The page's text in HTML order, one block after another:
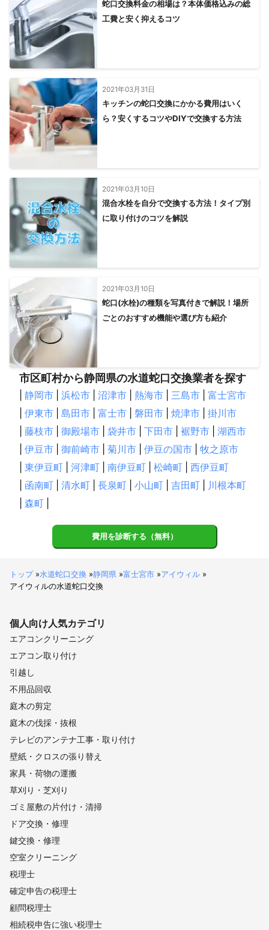
蛇口交換料金の相場は？本体価格込みの総
工費と安く抑えるコツ
2021年03月31日
キッチンの蛇口交換にかかる費用はいく
ら？安くするコツやDIYで交換する方法
2021年03月10日
混合水栓を自分で交換する方法！タイプ別
に取り付けのコツを解説
2021年03月10日
蛇口(水栓)の種類を写真付きで解説！場所
ごとのおすすめ機能や選び方も紹介
市区町村から静岡県の水道蛇口交換業者を探す
静岡市 浜松市 沼津市 熱海市 三島市
富士宮市
伊東市 島田市 富士市 磐田市 焼津市
掛川市
藤枝市 御殿場市 袋井市 下田市 裾野市
湖西市
伊豆市 御前崎市 菊川市 伊豆の国市
牧之原市
東伊豆町 河津町 南伊豆町 松崎町
西伊豆町
函南町 清水町 長泉町 小山町 吉田町
川根本町
森町
費用を診断する（無料）
トップ»水道蛇口交換 »静岡県 »富士宮市 »アイウィル »
アイウィルの水道蛇口交換
個人向け人気カテゴリ
エアコンクリーニング
エアコン取り付け
引越し
不用品回収
庭木の剪定
庭木の伐採・抜根
テレビのアンテナ工事・取り付け
壁紙・クロスの張り替え
家具・荷物の運搬
草刈り・芝刈り
ゴミ屋敷の片付け・清掃
ドア交換・修理
鍵交換・修理
空室クリーニング
税理士
確定申告の税理士
顧問税理士
相続税申告に強い税理士